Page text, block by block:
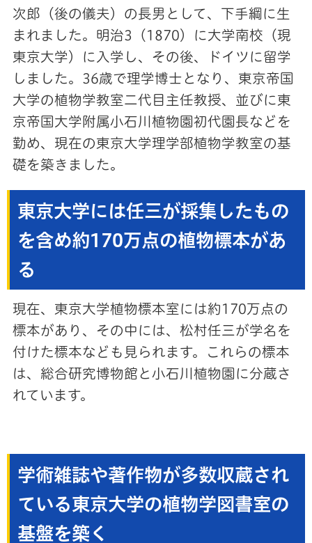
次郎（後の儀夫）の長男として、下手綱に生
まれました。明治3（1870）に大学南校（現
東京大学）に入学し、その後、ドイツに留学
しました。36歳で理学博士となり、東京帝国
大学の植物学教室二代目主任教授、並びに東
京帝国大学附属小石川植物園初代園長などを
勤め、現在の東京大学理学部植物学教室の基
礎を築きました。
東京大学には任三が採集したもの
を含め約170万点の植物標本があ
る
現在、東京大学植物標本室には約170万点の
標本があり、その中には、松村任三が学名を
付けた標本なども見られます。これらの標本
は、総合研究博物館と小石川植物園に分蔵さ
れています。
学術雑誌や著作物が多数収蔵され
ている東京大学の植物学図書室の
基盤を築く